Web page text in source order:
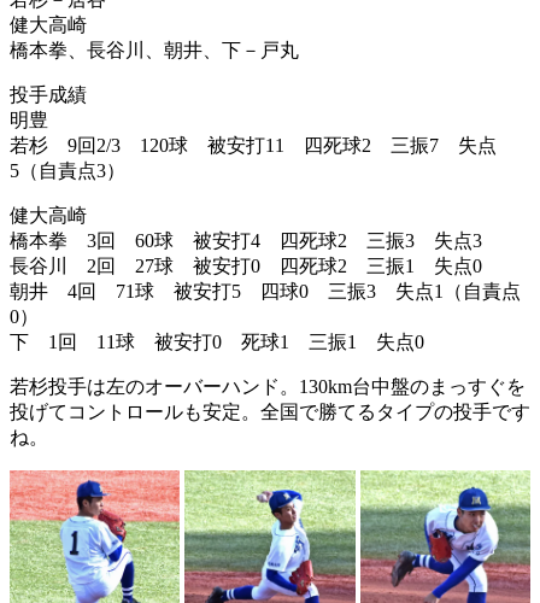
健大高崎
橋本拳、長谷川、朝井、下－戸丸
投手成績
明豊
若杉 9回2/3 120球 被安打11 四死球2 三振7 失点
5（自責点3）
健大高崎
橋本拳 3回 60球 被安打4 四死球2 三振3 失点3
長谷川 2回 27球 被安打0 四死球2 三振1 失点0
朝井 4回 71球 被安打5 四球0 三振3 失点1（自責点
0）
下 1回 11球 被安打0 死球1 三振1 失点0
若杉投手は左のオーバーハンド。130km台中盤のまっすぐを
投げてコントロールも安定。全国で勝てるタイプの投手です
ね。